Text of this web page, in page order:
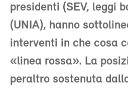
presidenti (SEV, leggi
(UNIA), hanno
interventi in che cosa
«linea rossa». La
peraltro sostenuta